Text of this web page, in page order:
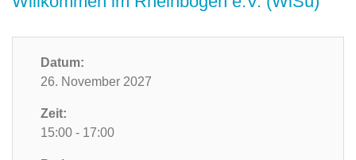
Datum:
26. November 2027
Zeit:
15:00 - 17:00